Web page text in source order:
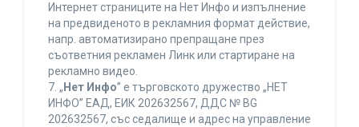
Интернет страниците на Нет Инфо и изпълнение
на предвиденото в рекламния формат действие,
напр. автоматизирано препращане през
съответния рекламен Линк или стартиране на
рекламно видео.
7. „ Нет Инфо” е търговското дружество „НЕТ
ИНФО” ЕАД, ЕИК 202632567, ДДС № BG
202632567, със седалище и адрес на управление